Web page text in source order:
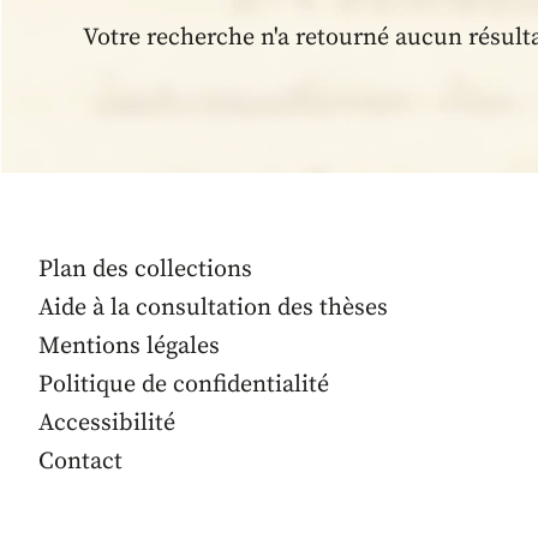
Votre recherche n'a retourné aucun
Plan des collections
Aide à la consultation des thèses
Mentions légales
Politique de confidentialité
Accessibilité
Contact